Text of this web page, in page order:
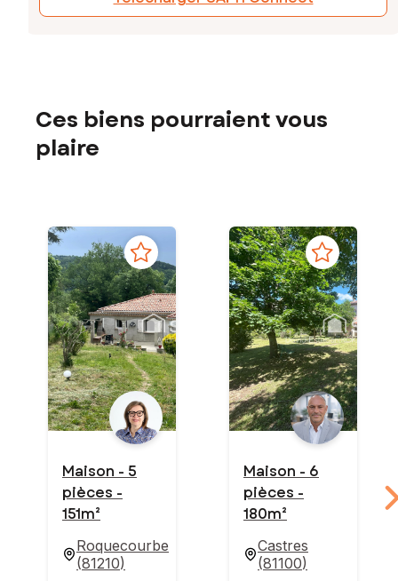
Ces biens pourraient vous
plaire
Maison - 5
pièces -
151m²
Roquecourbe
(81210)
Maison - 6
pièces -
180m²
Castres
(81100)